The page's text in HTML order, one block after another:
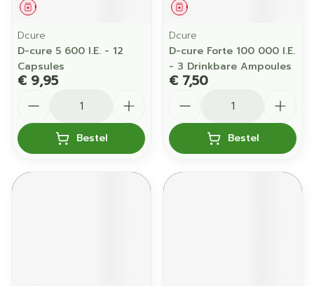
Geneesmiddel
Dcure
D-cure 5 600 I.E. - 12
Capsules
€ 9,95
Bestel
Geneesmiddel
Dcure
D-cure Forte 100 000 I.E.
- 3 Drinkbare Ampoules
€ 7,50
Bestel